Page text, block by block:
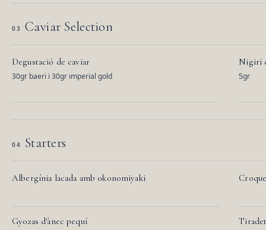
03 Caviar Selection
Degustació de caviar
30gr baeri i 30gr imperial gold
Nigiri
5gr
04 Starters
Albergínia lacada amb okonomiyaki
Gyozas d'ànec pequí